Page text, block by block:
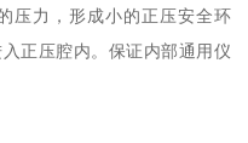
压力，形成小的正压安全环
正压腔内。保证内部通用仪